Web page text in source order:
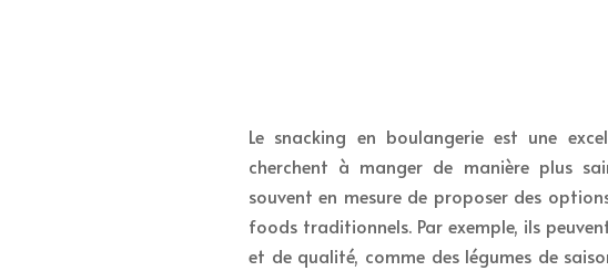
Le snacking en boulangerie est une
cherchent à manger de manière plus
souvent en mesure de proposer des
foods traditionnels. Par exemple, ils
et de qualité, comme des légumes de